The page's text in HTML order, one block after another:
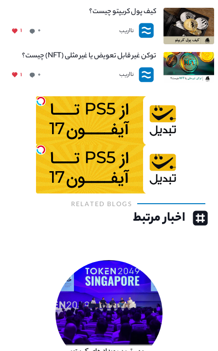
کیف پول کریپتو چیست؟
نااریب ۰ ۱
توکن غیر قابل تعویض یا غیر مثلی (NFT) چیست؟
نااریب ۰ ۱
RELATED BLOGS
اخبار مرتبط